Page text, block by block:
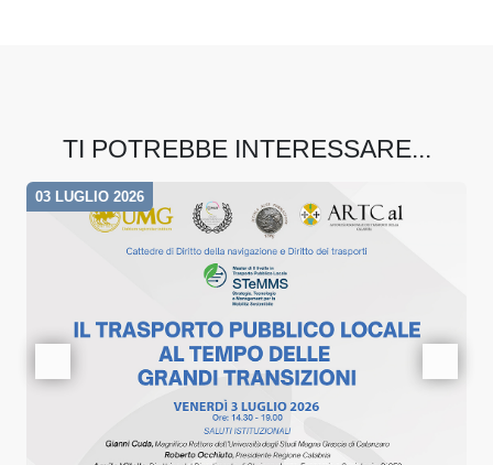
TI POTREBBE INTERESSARE...
03 LUGLIO 2026